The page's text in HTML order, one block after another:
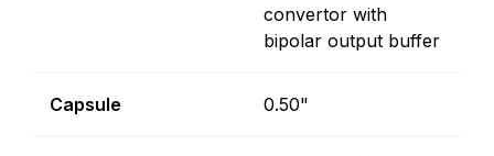
convertor with
bipolar output buffer
Capsule 0.50"